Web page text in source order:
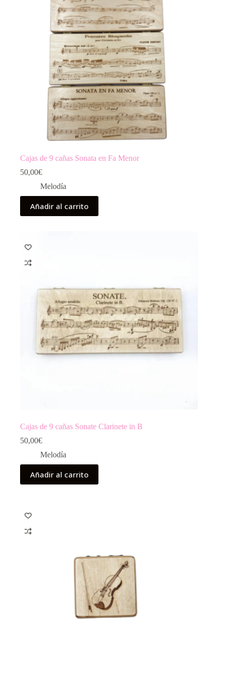
Cajas de 9 cañas Sonata en Fa Menor
50,00€
Melodía
Añadir al carrito
Cajas de 9 cañas Sonate Clarinete in B
50,00€
Melodía
Añadir al carrito